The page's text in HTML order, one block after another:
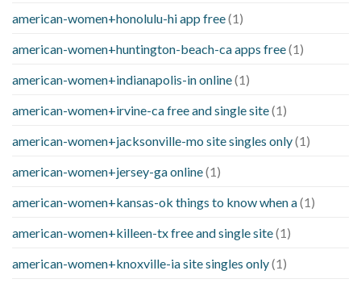
american-women+honolulu-hi app free(1)
american-women+huntington-beach-ca apps free(1)
american-women+indianapolis-in online(1)
american-women+irvine-ca free and single site(1)
american-women+jacksonville-mo site singles only(1)
american-women+jersey-ga online(1)
american-women+kansas-ok things to know when a(1)
american-women+killeen-tx free and single site(1)
american-women+knoxville-ia site singles only(1)